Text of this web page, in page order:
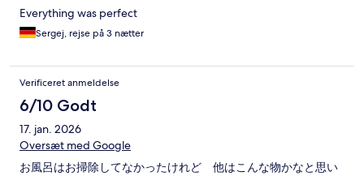
Everything was perfect
Sergej, rejse på 3 nætter
Verificeret anmeldelse
6/10 Godt
17. jan. 2026
Oversæt med Google
お風呂はお掃除してなかったけれど 他はこんな物かなと思い